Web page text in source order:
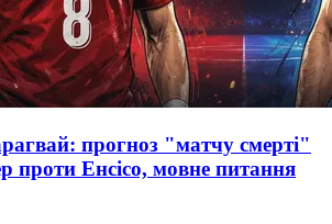
прогноз "матчу смерті"
проти Енсісо, мовне питання